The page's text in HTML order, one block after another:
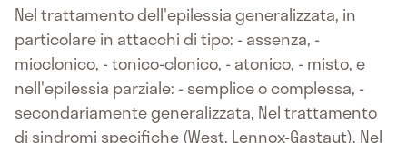
Nel trattamento dell'epilessia generalizzata, in
particolare in attacchi di tipo: - assenza, -
mioclonico, - tonico-clonico, - atonico, - misto, e
nell'epilessia parziale: - semplice o complessa, -
secondariamente generalizzata, Nel trattamento
di sindromi specifiche (West, Lennox-Gastaut). Nel